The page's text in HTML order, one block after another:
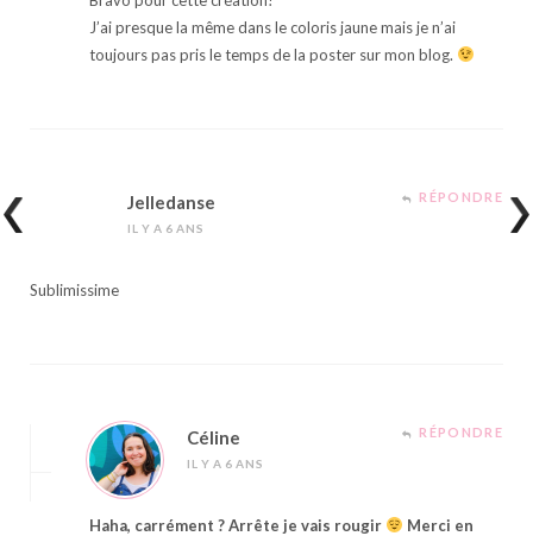
J’ai presque la même dans le coloris jaune mais je n’ai
toujours pas pris le temps de la poster sur mon blog.
Jelledanse
IL Y A 6 ANS
RÉPONDRE
Sublimissime
Céline
IL Y A 6 ANS
RÉPONDRE
Haha, carrément ? Arrête je vais rougir
Merci en